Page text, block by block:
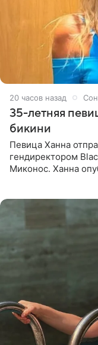
20 часов назад
35-летняя
бикини
Певица Ханна
гендиректором
Миконос. Ханна